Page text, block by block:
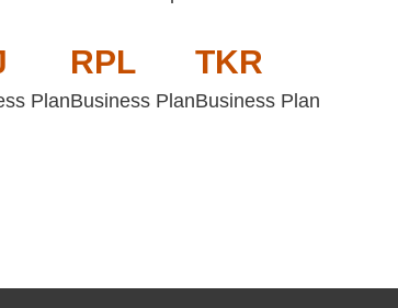
Plan
RPL
Business Plan
TKR
Business Plan